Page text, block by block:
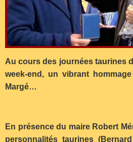
Au cours des journées taurines
week-end, un vibrant
Margé…
En présence du maire Robert
personnalités taurines